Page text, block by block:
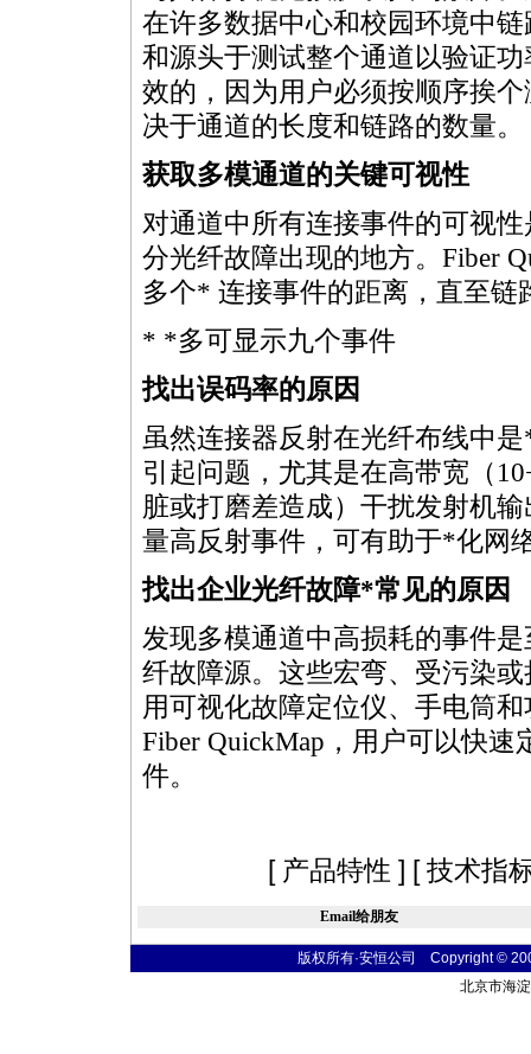
在许多数据中心和校园环境中
和源头于测试整个通道以验证
效的，因为用户必须按顺序挨
决于通道的长度和链路的数量。
获取多模通道的关键可视性
对通道中所有连接事件的可视
分光纤故障出现的地方。Fiber
多个* 连接事件的距离，直至链
* *多可显示九个事件
找出误码率的原因
虽然连接器反射在光纤布线中是
引起问题，尤其是在高带宽（
脏或打磨差造成）干扰发射机
量高反射事件，可有助于*化网
找出企业光纤故障*常见的原因
发现多模通道中高损耗的事件
纤故障源。这些宏弯、受污染
用可视化故障定位仪、手电筒
Fiber QuickMap，用户可以快
件。
[ 产品特性 ] [技术指
Email给朋友
版权所有·安恒公司 Copyright ©
北京市海